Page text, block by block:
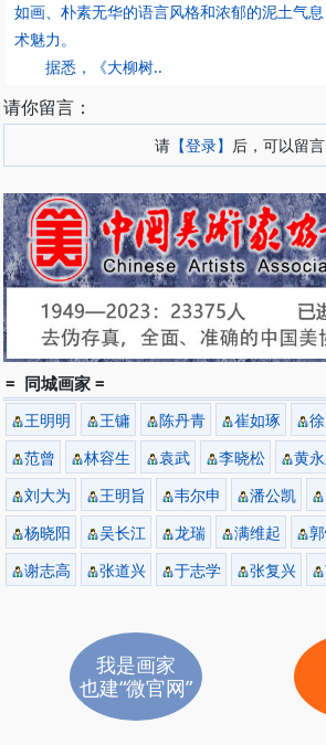
如画、朴素无华的语言风格和浓郁的泥土气
术魅力。
据悉，《大柳树..
请你留言：
请 【登录】 后，可以留言
= 同城画家 =
王明明 王镛 陈丹青 崔如琢
范曾
林容生 袁武 李晓松 黄
刘大为
王明旨 韦尔申 潘公凯
杨晓阳
吴长江 龙瑞 满维起
谢志高
张道兴 于志学 张复兴
我是画家
也建“微官网”